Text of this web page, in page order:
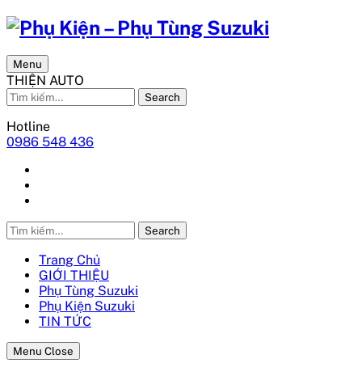
Menu
THIỆN AUTO
Search
Hotline
0986 548 436
Search
Trang Chủ
GIỚI THIỆU
Phụ Tùng Suzuki
Phụ Kiện Suzuki
TIN TỨC
Menu Close